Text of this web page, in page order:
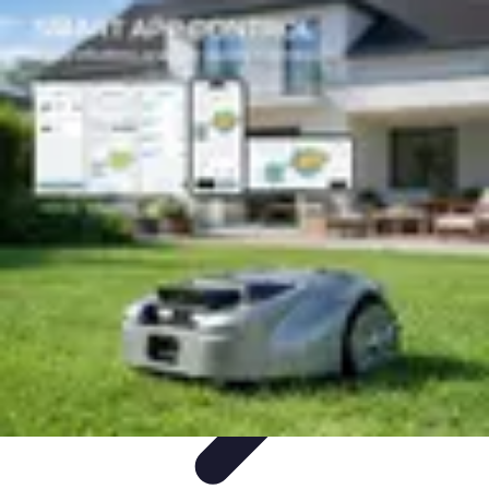
Atlas Géographique
TendancesPerception et Utilisation Guide d'achat
Éducation et
ApprentissageAtlas Thématiques
Atlas Géographique